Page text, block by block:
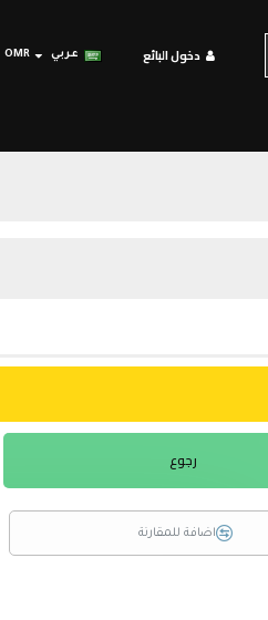
دخول البائع عربي OMR
رجوع
اضافة للمقارنة